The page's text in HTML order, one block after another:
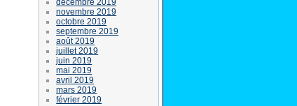
novembre 2019
octobre 2019
septembre 2019
août 2019
juillet 2019
juin 2019
mai 2019
avril 2019
mars 2019
février 2019